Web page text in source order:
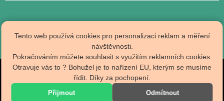
R A D I O T E C H N A
specializovaný E-Shop
Doprava Kontakty
Zpracování os.údajů
Tento web používá cookies pro personalizaci reklam a měření
návštěvnosti.
Pokračováním můžete souhlasit s využitím reklamních cookies.
Otravuje vás to ? Bohužel je to nařízení EU, kterým se musíme
řídit. Díky za pochopení.
Přijmout Odmítnout